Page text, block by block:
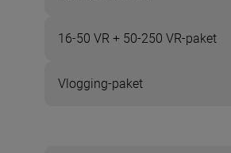
16-50 VR + 50-250 VR-paket
Vlogging-paket